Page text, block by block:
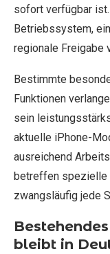
sofort verfügbar
Betriebssystem,
regionale Freigabe
Bestimmte
Funktionen
sein
aktuelle iPhone-
ausreichend
betreffen spezielle
zwangsläufig jede
bleibt in